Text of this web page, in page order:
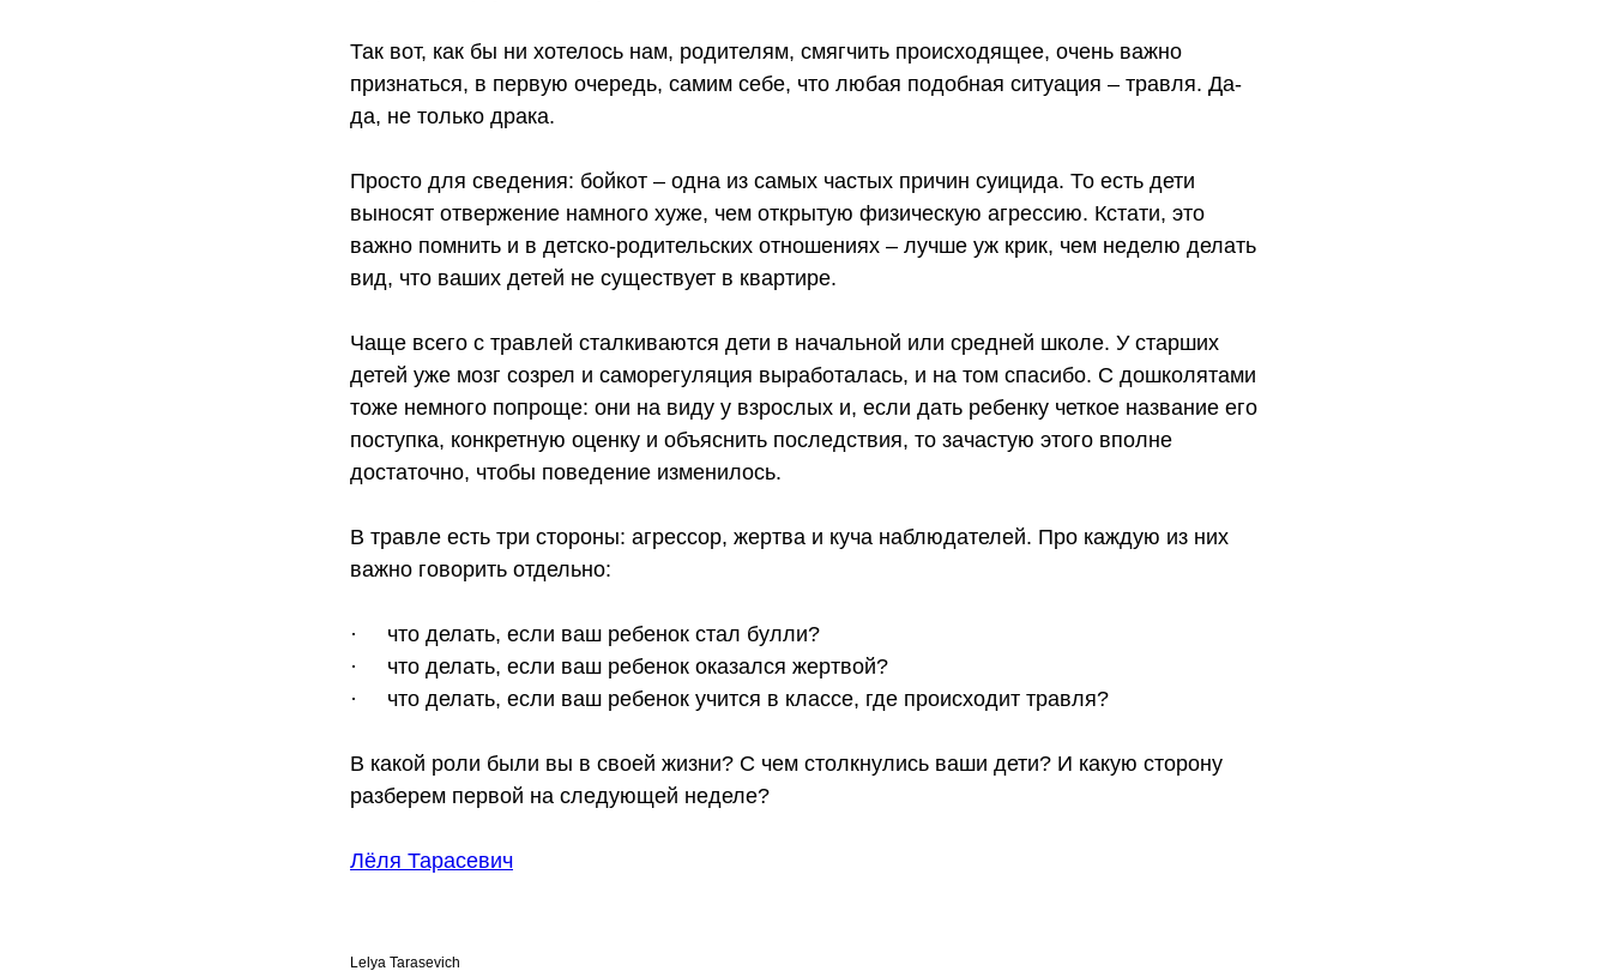
Так вот, как бы ни хотелось нам, родителям, смягчить происходящее, очень важно
признаться, в первую очередь, самим себе, что любая подобная ситуация – травля. Да-
да, не только драка.
Просто для сведения: бойкот – одна из самых частых причин суицида. То есть дети
выносят отвержение намного хуже, чем открытую физическую агрессию. Кстати, это
важно помнить и в детско-родительских отношениях – лучше уж крик, чем неделю делать
вид, что ваших детей не существует в квартире.
Чаще всего с травлей сталкиваются дети в начальной или средней школе. У старших
детей уже мозг созрел и саморегуляция выработалась, и на том спасибо. С дошколятами
тоже немного попроще: они на виду у взрослых и, если дать ребенку четкое название его
поступка, конкретную оценку и объяснить последствия, то зачастую этого вполне
достаточно, чтобы поведение изменилось.
В травле есть три стороны: агрессор, жертва и куча наблюдателей. Про каждую из них
важно говорить отдельно:
· что делать, если ваш ребенок стал булли?
· что делать, если ваш ребенок оказался жертвой?
· что делать, если ваш ребенок учится в классе, где происходит травля?
В какой роли были вы в своей жизни? С чем столкнулись ваши дети? И какую сторону
разберем первой на следующей неделе?
Лёля Тарасевич
Lelya Tarasevich